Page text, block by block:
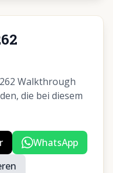
Walkthrough
die bei diesem
WhatsApp